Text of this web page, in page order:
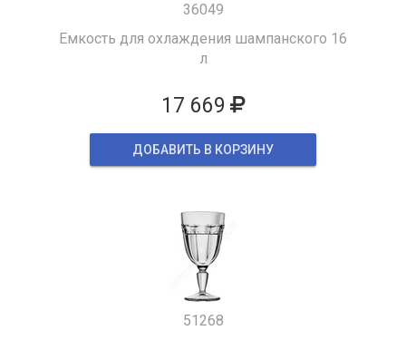
36049
Емкость для охлаждения шампанского 16
л
17 669
ДОБАВИТЬ В КОРЗИНУ
51268